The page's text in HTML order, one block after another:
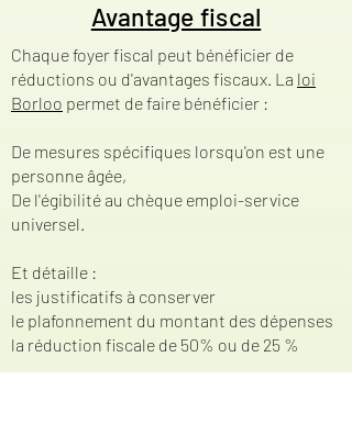
Avantage fiscal
Chaque foyer fiscal peut bénéficier de
réductions ou d'avantages fiscaux. La loi
Borloo permet de faire bénéficier :
De mesures spécifiques lorsqu'on est une
personne âgée,
De l'égibilité au chèque emploi-service
universel.
Et détaille :​
les justificatifs à conserver
le plafonnement du montant des dépenses
la réduction fiscale de 50% ou de 25 %